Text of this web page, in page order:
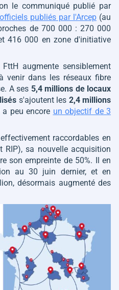
le communiqué publié par
publiés par l'Arcep (au
de 700 000 : 270 000
416 000 en zone d'initiative
augmente sensiblement
venir dans les réseaux fibre
A ses 5,4 millions de locaux
s'ajoutent les 2,4 millions
peu encore un objectif de 3
raccordables en
RIP), sa nouvelle acquisition
son empreinte de 50%. Il en
au 30 juin dernier, et en
désormais augmenté des